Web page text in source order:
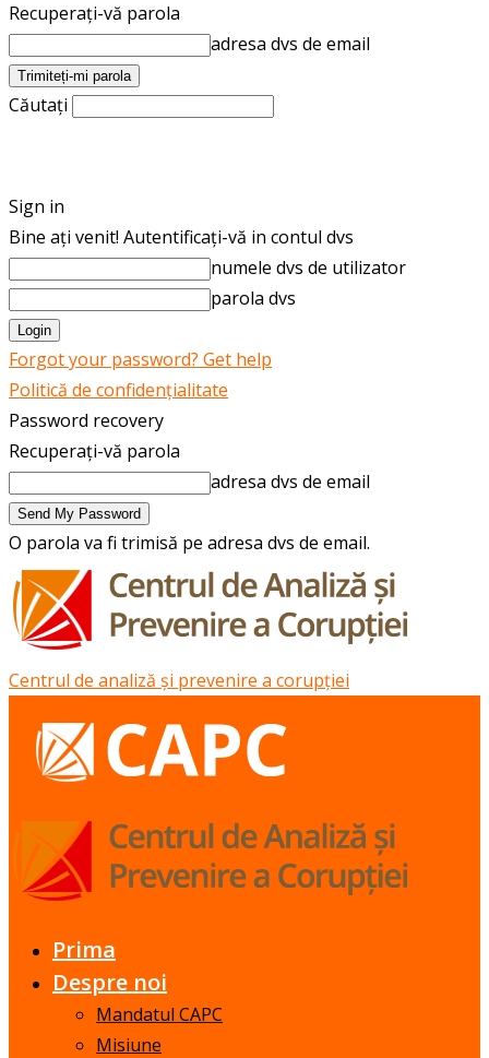
Recuperați-vă parola
adresa dvs de email
Căutați
Sign in
Bine ați venit! Autentificați-vă in contul dvs
numele dvs de utilizator
parola dvs
Forgot your password? Get help
Politică de confidențialitate
Password recovery
Recuperați-vă parola
adresa dvs de email
O parola va fi trimisă pe adresa dvs de email.
Centrul de analiză și prevenire a corupției
Prima
Despre noi
Mandatul CAPC
Misiune